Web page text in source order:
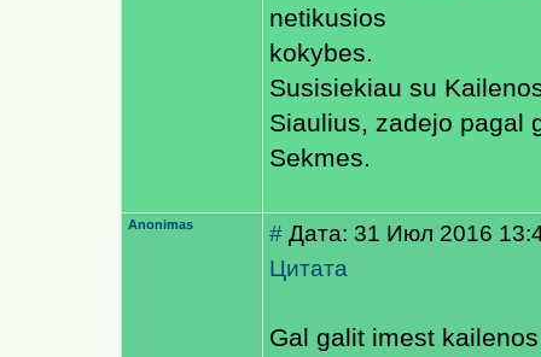
netikusios
kokybes.
Susisiekiau su
Siaulius, zadejo pagal
Sekmes.
Anonimas # Дата: 31 Июл 2016
Цитата
Gal galit imest